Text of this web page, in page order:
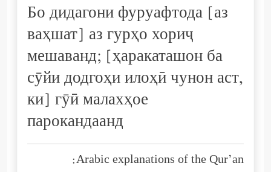
Бо дидагони фуруафтода [аз
ваҳшат] аз гурҳо хориҷ
мешаванд; [ҳаракаташон ба
сӯйи додгоҳи илоҳӣ чунон аст,
ки] гӯӣ малахҳое
парокандаанд
Arabic explanations of the Qur’an: